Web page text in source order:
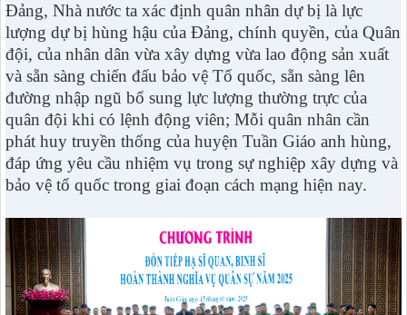
Đảng, Nhà nước ta xác định quân nhân dự bị là lực
lượng dự bị hùng hậu của Đảng, chính quyền, của Quân
đội, của nhân dân vừa xây dựng vừa lao động sản xuất
và sẵn sàng chiến đấu bảo vệ Tổ quốc, sẵn sàng lên
đường nhập ngũ bổ sung lực lượng thường trực của
quân đội khi có lệnh động viên; Mỗi quân nhân cần
phát huy truyền thống của huyện Tuần Giáo anh hùng,
đáp ứng yêu cầu nhiệm vụ trong sự nghiệp xây dựng và
bảo vệ tổ quốc trong giai đoạn cách mạng hiện nay.